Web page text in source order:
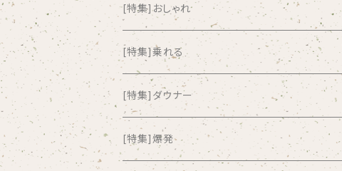
AKUTAGAWA FANCLUB
ALKASILKA
all about paradise
ALL ITEM 10 TIMES
[特集]おしゃれ
[特集]乗れる
[特集]ダウナー
[特集]爆発